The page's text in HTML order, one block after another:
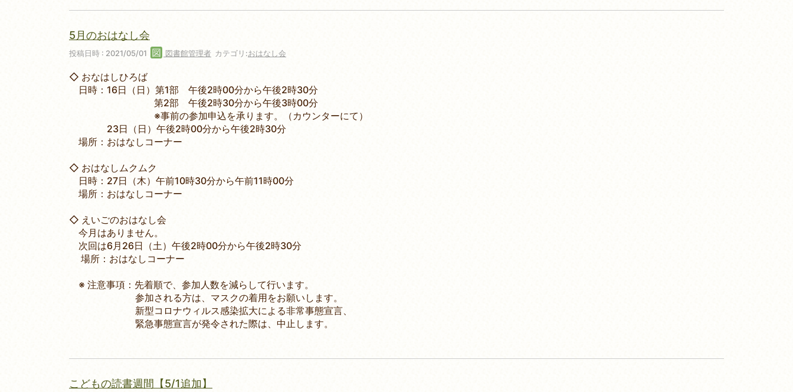
5月のおはなし会
投稿日時 : 2021/05/01 図書館管理者 カテゴリ:おはなし会
◇ おなはしひろば
日時：16日（日）第1部 午後2時00分から午後2時30分
第2部 午後2時30分から午後3時00分
※事前の参加申込を承ります。（カウンターにて）
23日（日）午後2時00分から午後2時30分
場所：おはなしコーナー
◇ おはなしムクムク
日時：27日（木）午前10時30分から午前11時00分
場所：おはなしコーナー
◇ えいごのおはなし会
今月はありません。
次回は6月26日（土）午後2時00分から午後2時30分
場所：おはなしコーナー
※ 注意事項：先着順で、参加人数を減らして行います。
参加される方は、マスクの着用をお願いします。
新型コロナウィルス感染拡大による非常事態宣言、
緊急事態宣言が発令された際は、中止します。
こどもの読書週間【5/1追加】